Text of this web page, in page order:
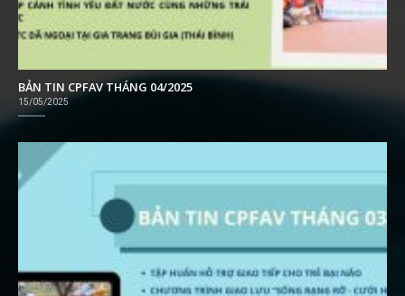
BẢN TIN CPFAV THÁNG 04/2025
15/05/2025